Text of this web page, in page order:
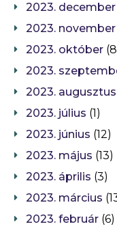
2023. december
2023. november
2023. október
2023.
2023. augusztus
2023. július (1)
2023. június (12)
2023. május (13)
2023. április (3)
2023. március
2023. február (6)